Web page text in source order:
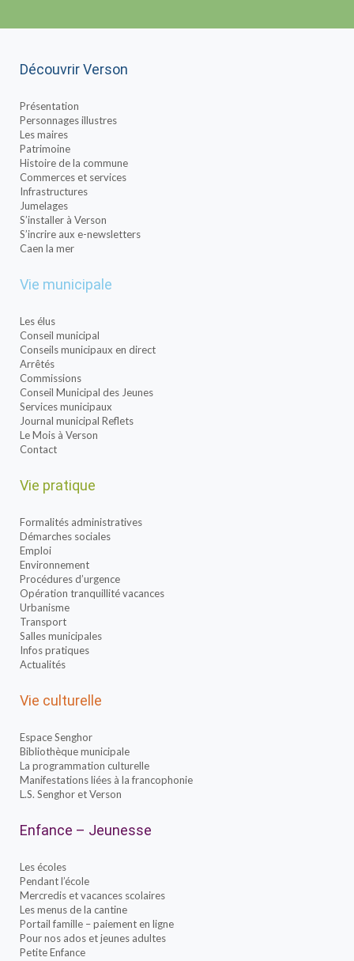
Découvrir Verson
Présentation
Personnages illustres
Les maires
Patrimoine
Histoire de la commune
Commerces et services
Infrastructures
Jumelages
S’installer à Verson
S’incrire aux e-newsletters
Caen la mer
Vie municipale
Les élus
Conseil municipal
Conseils municipaux en direct
Arrêtés
Commissions
Conseil Municipal des Jeunes
Services municipaux
Journal municipal Reflets
Le Mois à Verson
Contact
Vie pratique
Formalités administratives
Démarches sociales
Emploi
Environnement
Procédures d’urgence
Opération tranquillité vacances
Urbanisme
Transport
Salles municipales
Infos pratiques
Actualités
Vie culturelle
Espace Senghor
Bibliothèque municipale
La programmation culturelle
Manifestations liées à la francophonie
L.S. Senghor et Verson
Enfance – Jeunesse
Les écoles
Pendant l’école
Mercredis et vacances scolaires
Les menus de la cantine
Portail famille – paiement en ligne
Pour nos ados et jeunes adultes
Petite Enfance